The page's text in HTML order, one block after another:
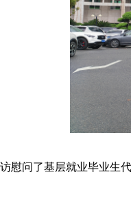
慰问了基层就业毕业生